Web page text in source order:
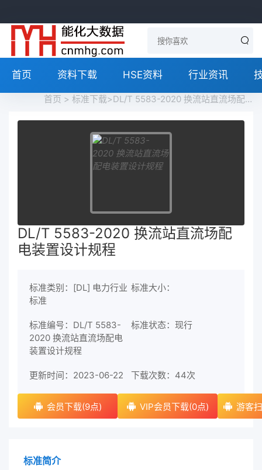
首页 资料下载 HSE资料 行业资讯
首页 > 标准下载>DL/T 5583-2020 换流站直流场配电装置设计规程免费下载
DL/T 5583-2020 换流站直流场配
电装置设计规程
标准类别：[DL] 电力行业
标准
标准大小：
标准编号：DL/T 5583-
2020 换流站直流场配电
装置设计规程
标准状态：现行
更新时间：2023-06-22 下载次数： 44次
会员下载(9点) VIP会员下载(0点) 游客
标准简介